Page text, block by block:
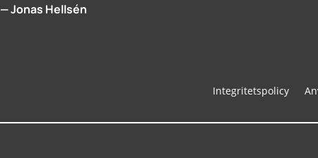
— Jonas Hellsén
Integritetspolicy